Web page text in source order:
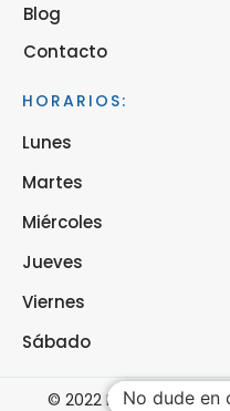
Blog
Contacto
HORARIOS:
Lunes
Martes
Miércoles
Jueves
Viernes
Sábado
© 2022 Dr. Jeilan
No dude en